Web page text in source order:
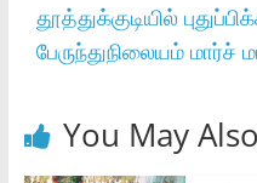
தூத்துக்குடியில்
பேருந்துநிலையம் மார்ச்
You May